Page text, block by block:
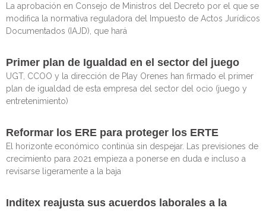
La aprobación en Consejo de Ministros del Decreto por el que se
modifica la normativa reguladora del Impuesto de Actos Jurídicos
Documentados (IAJD), que hará
Primer plan de Igualdad en el sector del juego
UGT, CCOO y la dirección de Play Orenes han firmado el primer
plan de igualdad de esta empresa del sector del ocio (juego y
entretenimiento)
Reformar los ERE para proteger los ERTE
El horizonte económico continúa sin despejar. Las previsiones de
crecimiento para 2021 empieza a ponerse en duda e incluso a
revisarse ligeramente a la baja
Inditex reajusta sus acuerdos laborales a la